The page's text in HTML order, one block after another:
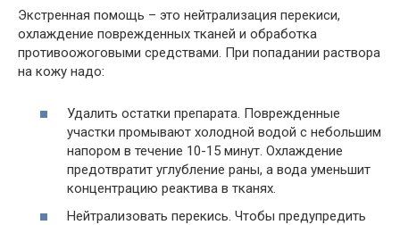
Экстренная помощь – это нейтрализация перекиси,
охлаждение поврежденных тканей и обработка
противоожоговыми средствами. При попадании раствора
на кожу надо:
Удалить остатки препарата. Поврежденные
участки промывают холодной водой с небольшим
напором в течение 10-15 минут. Охлаждение
предотвратит углубление раны, а вода уменьшит
концентрацию реактива в тканях.
Нейтрализовать перекись. Чтобы предупредить